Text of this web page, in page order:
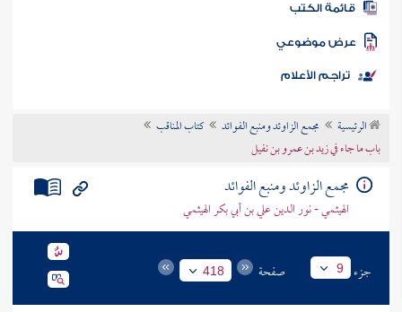
المكتبة
الكتب
موضوعي
تراجم الأعلام
الرئيسية مجمع الزاوئد ومنبع الفوائد
كتاب المناقب
باب ما جاء في زيد بن عمرو بن نفيل
مجمع الزاوئد ومنبع الفوائد
الهيثمي - نور الدين علي بن أبي بكر الهيثمي
جزء 9 صفحة 418